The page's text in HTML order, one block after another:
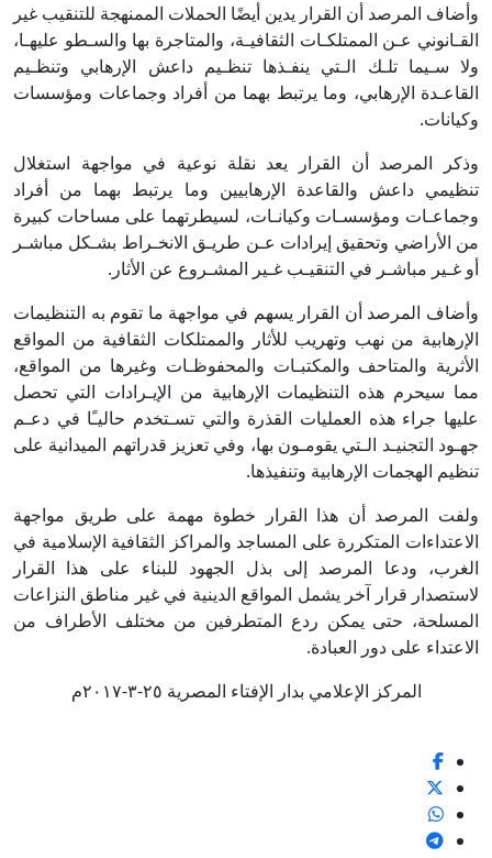
وأضاف المرصد أن القرار يدين أيضًا الحملات الممنهجة للتنقيب غير
القـانوني عـن الممتلكـات الثقافيـة، والمتاجرة بها والسـطو عليهـا،
ولا سـيما تلـك الـتي ينفـذها تنظـيم داعش الإرهابي وتنظـيم
القاعـدة الإرهابي، وما يرتبط بهما من أفراد وجماعات ومؤسسات
وكيانات.
وذكر المرصد أن القرار يعد نقلة نوعية في مواجهة استغلال
تنظيمي داعش والقاعدة الإرهابيين وما يرتبط بهما من أفراد
وجماعـات ومؤسسـات وكيانـات، لسيطرتهما على مساحات كبيرة
من الأراضي وتحقيق إيرادات عـن طريـق الانخـراط بشـكل مباشـر
أو غـير مباشـر في التنقيـب غـير المشـروع عن الأثار.
وأضاف المرصد أن القرار يسهم في مواجهة ما تقوم به التنظيمات
الإرهابية من نهب وتهريب للأثار والممتلكات الثقافية من المواقع
الأثرية والمتاحف والمكتبـات والمحفوظـات وغيرها من المواقع،
مما سيحرم هذه التنظيمات الإرهابية من الإيـرادات التي تحصل
عليها جراء هذه العمليات القذرة والتي تسـتخدم حاليـًا في دعـم
جهـود التجنيـد الـتي يقومـون بها، وفي تعزيز قدراتهم الميدانية على
تنظيم الهجمات الإرهابية وتنفيذها.
ولفت المرصد أن هذا القرار خطوة مهمة على طريق مواجهة
الاعتداءات المتكررة على المساجد والمراكز الثقافية الإسلامية في
الغرب، ودعا المرصد إلى بذل الجهود للبناء على هذا القرار
لاستصدار قرار آخر يشمل المواقع الدينية في غير مناطق النزاعات
المسلحة، حتى يمكن ردع المتطرفين من مختلف الأطراف من
الاعتداء على دور العبادة.
المركز الإعلامي بدار الإفتاء المصرية ٢٥-٣-٢٠١٧م